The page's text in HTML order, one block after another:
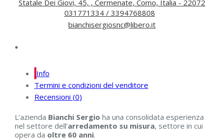
Statale Dei Giovi, 45, , Cermenate, Como, Italia - 22072
031771334 / 3394768808
bianchisergiosnc@libero.it
Info
Termini e condizioni del venditore
Recensioni (0)
L’azienda Bianchi Sergio ha una consolidata esperienza
nel settore dell’arredamento su misura, settore in cui
opera da oltre 60 anni.